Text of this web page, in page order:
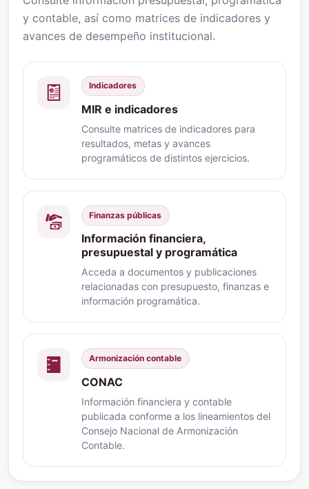
y contable, así como matrices de indicadores y
avances de desempeño institucional.
Indicadores
MIR e indicadores
Consulte matrices de indicadores para
resultados, metas y avances
programáticos de distintos ejercicios.
Finanzas públicas
Información financiera,
presupuestal y programática
Acceda a documentos y publicaciones
relacionadas con presupuesto, finanzas e
información programática.
Armonización contable
CONAC
Información financiera y contable
publicada conforme a los lineamientos del
Consejo Nacional de Armonización
Contable.